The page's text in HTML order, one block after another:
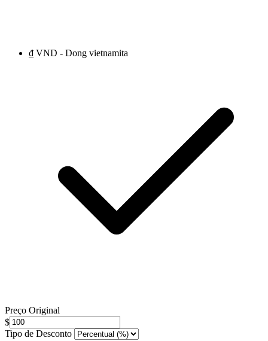
₫ VND - Dong vietnamita
Preço Original
$
Tipo de Desconto